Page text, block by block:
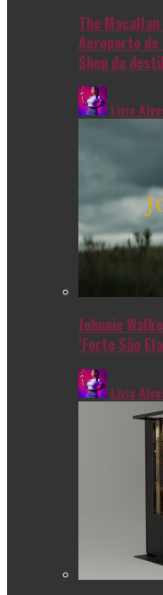
The
Aeroporto
Shop da
Livia
Johnnie
‘Forte São
Livia